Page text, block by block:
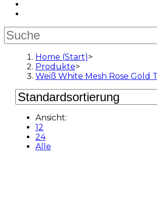
Home (Start)>
Produkte>
Weiß White Mesh Rose Gold
Ansicht:
12
24
Alle